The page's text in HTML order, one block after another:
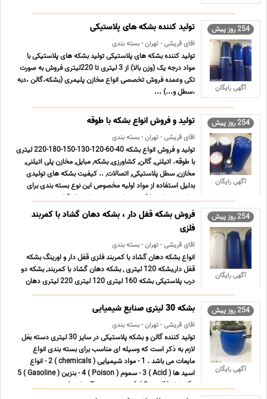
254 روز پیش
آگهی رایگان
تولید کننده بشکه های پلاستیکی
اقای قریشی - تهران - بسته بندی
تولید کننده بشکه های پلاستیکی تولید بشکه های پلاستیکی با
مواد درجه یک (وزن بالا) از 3 لیتری تا 220لیتری فروش به صورت
تکی وعمده فروش تخصصی انواع مخازن پلیمری (بشکه،گالن ،دبه
،سطل و...) ...
254 روز پیش
آگهی رایگان
تولید و فروش انواع بشکه با طوقه
اقای قریشی - تهران - بسته بندی
تولید و فروش انواع بشکه 40-60-120-130-150-180-220 لیتری
با طوقه. اتیلنی, گالن, کشاورزی, بشکه, مبایل, مخازن پلی اتیلنی,
مخازن, سطل پلاستیکی, اتصالات, .. کیفیت بشکه های تولیدی
بدلیل استفاده از مواد اولیه مخصوص این نوع بسته بندی برای
مواد شیمیایی، غذایی و دارویی در حد ایده ال قرار د ... ...
254 روز پیش
آگهی رایگان
فروش بشکه قفل دار ، بشکه دهان گشاد با کمربند
فلزی
اقای قریشی - تهران - بسته بندی
انواع بشکه دهان گشاد با کمربند فلزی قفل دار و اورینگ بشکه
قفل دار,بشکه 120 لیتری , بشکه دهان گشاد با کمربند, بشکه دو
درب پلاستیکی بشکه 160 لیتری 120 لیتری 220 لیتری دهان
گشاد با طوقه فلزی برای اطلاعات بیشتر تماس بگیرید ...
254 روز پیش
آگهی رایگان
بشکه 30 لیتری صنایع شیمیایی
اقای قریشی - تهران - بسته بندی
تولید کننده گالن و بشکه پلاستیکی در سایز 30 لیتری دسته بغل
لازم به ذکر است که وسیله ای مناسب برای بسته بندی انواع
مایعات می باشد . 1 - مواد شیمیایی ( chemicals ) 2 - انواع
اسید ها ( Acid ) 3 - سموم ( Poison ) 4 - بنزین ( Gasoline ) 5
- گازوئیل ( Gas oil ) 6 - شربت میوه 7 - نفت ( ... ...